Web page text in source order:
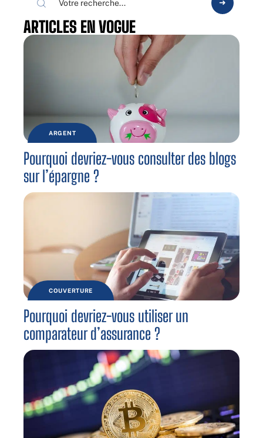
ARTICLES EN VOGUE
ARGENT
Pourquoi devriez-vous consulter des blogs
sur l’épargne ?
COUVERTURE
Pourquoi devriez-vous utiliser un
comparateur d’assurance ?